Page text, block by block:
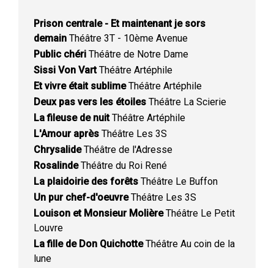
Prison centrale - Et maintenant je sors
demain Théâtre 3T - 10ème Avenue
Public chéri Théâtre de Notre Dame
Sissi Von VartThéâtre Artéphile
Et vivre était sublimeThéâtre Artéphile
Deux pas vers les étoiles Théâtre La Scierie
La fileuse de nuitThéâtre Artéphile
L'Amour après Théâtre Les 3S
ChrysalideThéâtre de l'Adresse
RosalindeThéâtre du Roi René
La plaidoirie des forêts Théâtre Le Buffon
Un pur chef-d'oeuvreThéâtre Les 3S
Louison et Monsieur MolièreThéâtre Le Petit
Louvre
La fille de Don QuichotteThéâtre Au coin de la
lune